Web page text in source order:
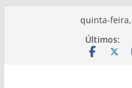
quinta-feira,
Últimos: